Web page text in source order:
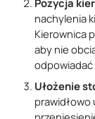
nachylenia
Kierownica
aby nie
Ułożenie
prawidłowo